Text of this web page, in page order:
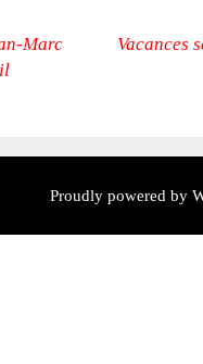
Marc
Vacances
Proudly powered by